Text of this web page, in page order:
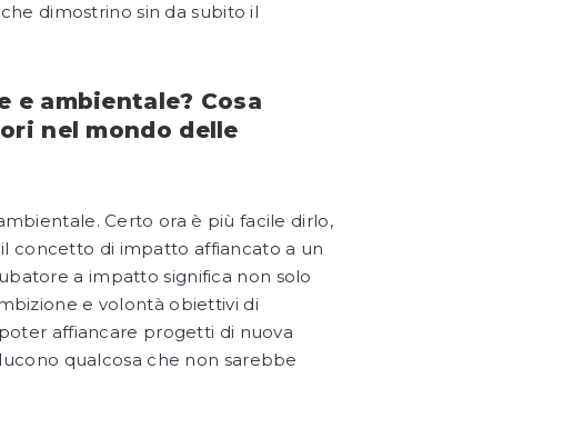
dimostrino sin da subito il
e ambientale? Cosa
nel mondo delle
Certo ora è più facile dirlo,
concetto di impatto affiancato a un
a impatto significa non solo
e volontà obiettivi di
affiancare progetti di nuova
qualcosa che non sarebbe